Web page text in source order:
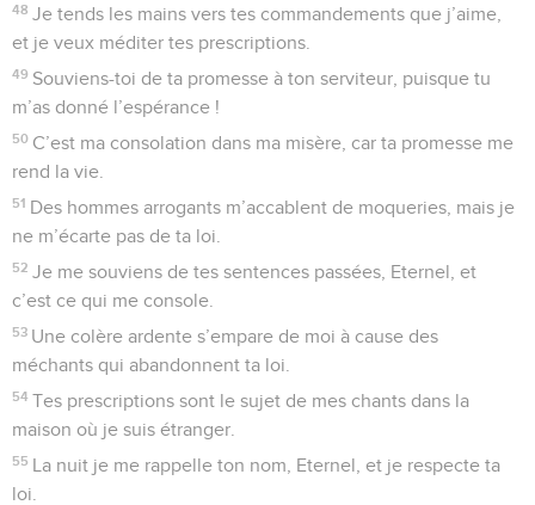
48 Je tends les mains vers tes commandements que j’aime,
et je veux méditer tes prescriptions.
49 Souviens-toi de ta promesse à ton serviteur, puisque tu
m’as donné l’espérance !
50 C’est ma consolation dans ma misère, car ta promesse me
rend la vie.
51 Des hommes arrogants m’accablent de moqueries, mais je
ne m’écarte pas de ta loi.
52 Je me souviens de tes sentences passées, Eternel, et
c’est ce qui me console.
53 Une colère ardente s’empare de moi à cause des
méchants qui abandonnent ta loi.
54 Tes prescriptions sont le sujet de mes chants dans la
maison où je suis étranger.
55 La nuit je me rappelle ton nom, Eternel, et je respecte ta
loi.